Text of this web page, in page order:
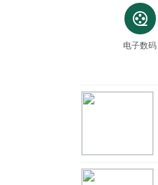
看
电子数码